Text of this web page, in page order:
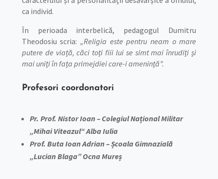
ca individ.
În perioada interbelică, pedagogul Dumitru
Theodosiu scria:„Religia este pentru neam o mare
putere de viață, căci toți fiii lui se simt mai înrudiți și
mai uniți în fața primejdiei care-i amenință”.
Profesori coordonatori
Pr. Prof. Nistor Ioan – Colegiul Național Militar
„Mihai Viteazul“ Alba Iulia
Prof. Buta Ioan Adrian – Școala Gimnazială
„Lucian Blaga” Ocna Mureș